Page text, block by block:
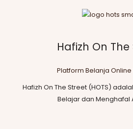
Hafizh On The
Platform Belanja Online
Hafizh On The Street (HOTS)
Belajar dan Menghafal